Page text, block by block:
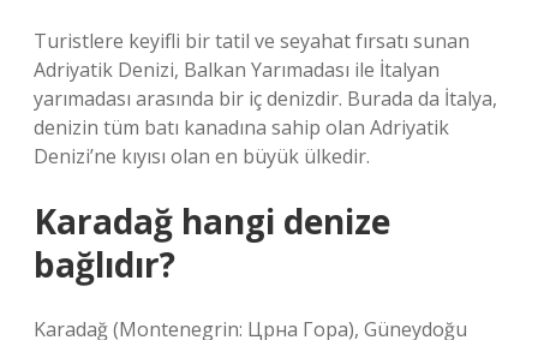
Turistlere keyifli bir tatil ve seyahat fırsatı sunan
Adriyatik Denizi, Balkan Yarımadası ile İtalyan
yarımadası arasında bir iç denizdir. Burada da İtalya,
denizin tüm batı kanadına sahip olan Adriyatik
Denizi’ne kıyısı olan en büyük ülkedir.
Karadağ hangi denize
bağlıdır?
Karadağ (Montenegrin: Црна Гора), Güneydoğu